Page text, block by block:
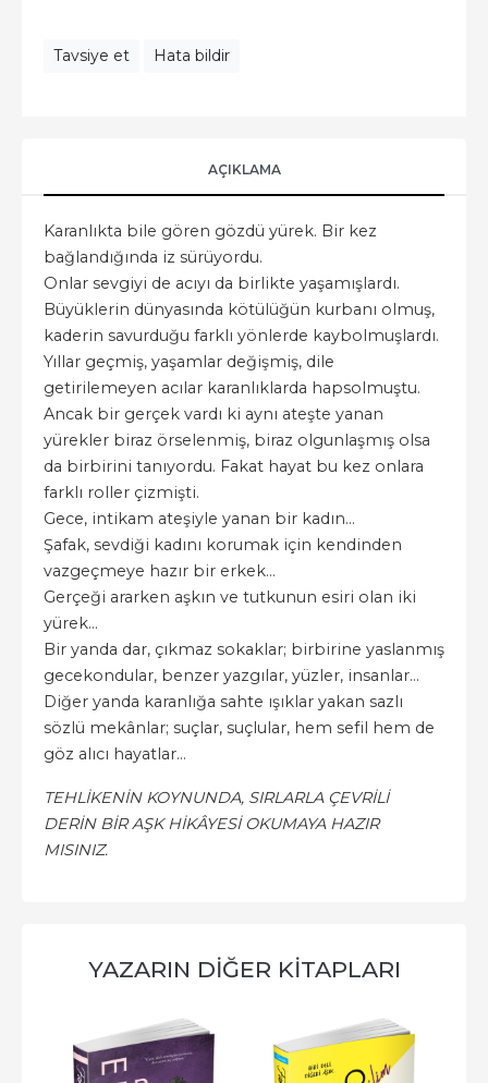
Tavsiye et Hata bildir
AÇIKLAMA
Karanlıkta bile gören gözdü yürek. Bir kez
bağlandığında iz sürüyordu.
Onlar sevgiyi de acıyı da birlikte yaşamışlardı.
Büyüklerin dünyasında kötülüğün kurbanı olmuş,
kaderin savurduğu farklı yönlerde kaybolmuşlardı.
Yıllar geçmiş, yaşamlar değişmiş, dile
getirilemeyen acılar karanlıklarda hapsolmuştu.
Ancak bir gerçek vardı ki aynı ateşte yanan
yürekler biraz örselenmiş, biraz olgunlaşmış olsa
da birbirini tanıyordu. Fakat hayat bu kez onlara
farklı roller çizmişti.
Gece, intikam ateşiyle yanan bir kadın…
Şafak, sevdiği kadını korumak için kendinden
vazgeçmeye hazır bir erkek…
Gerçeği ararken aşkın ve tutkunun esiri olan iki
yürek…
Bir yanda dar, çıkmaz sokaklar; birbirine yaslanmış
gecekondular, benzer yazgılar, yüzler, insanlar…
Diğer yanda karanlığa sahte ışıklar yakan sazlı
sözlü mekânlar; suçlar, suçlular, hem sefil hem de
göz alıcı hayatlar…
TEHLİKENİN KOYNUNDA, SIRLARLA ÇEVRİLİ
DERİN BİR AŞK HİKÂYESİ OKUMAYA HAZIR
MISINIZ.
YAZARIN DIĞER KITAPLARI